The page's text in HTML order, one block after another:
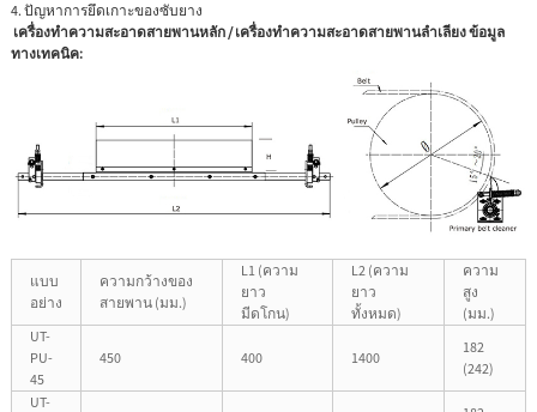
4. ปัญหาการยึดเกาะของซับยาง
เครื่องทำความสะอาดสายพานหลัก / เครื่องทำความสะอาดสายพานลำเลียง ข้อมูล
ทางเทคนิค:
แบบ
อย่าง
ความกว้างของ
สายพาน (มม.)
L1 (ความ
ยาว
มีดโกน)
L2 (ความ
ยาว
ทั้งหมด)
ความ
สูง
(มม.)
UT-
PU-
45
450 400 1400
182
(242)
UT-